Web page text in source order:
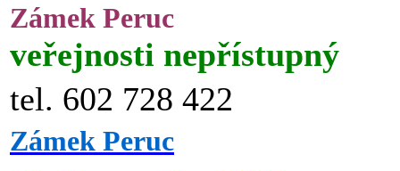
Zámek Peruc
veřejnosti nepřístupný
tel. 602 728 422
Zámek Peruc